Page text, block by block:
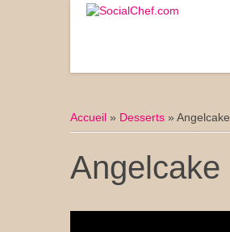
Accueil » Desserts » Angelcake
Angelcake